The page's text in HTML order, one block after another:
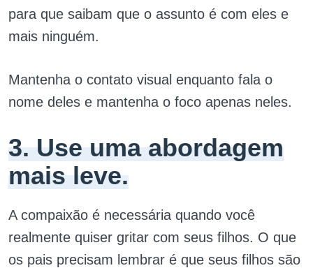
para que saibam que o assunto é com eles e
mais ninguém.
Mantenha o contato visual enquanto fala o
nome deles e mantenha o foco apenas neles.
3. Use uma abordagem
mais leve.
A compaixão é necessária quando você
realmente quiser gritar com seus filhos. O que
os pais precisam lembrar é que seus filhos são